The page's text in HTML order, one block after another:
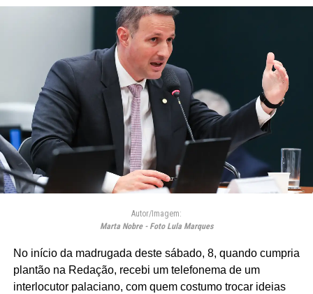
Autor/Imagem:
Marta Nobre - Foto Lula Marques
No início da madrugada deste sábado, 8, quando cumpria
plantão na Redação, recebi um telefonema de um
interlocutor palaciano, com quem costumo trocar ideias